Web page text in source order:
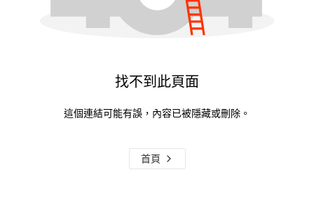
找不到此頁面
這個連結可能有誤，內容已被隱藏或刪除。
首頁